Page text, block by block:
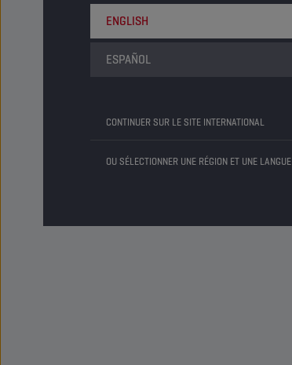
ENGLISH
ESPAÑOL
CONTINUER SUR LE SITE INTERNATIONAL
OU SÉLECTIONNER UNE RÉGION ET UNE LANGUE